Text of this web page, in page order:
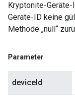
Kryptonite-
Geräte-ID keine
Methode „null“
Parameter
deviceId